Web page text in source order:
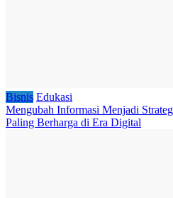
Bisnis Edukasi
Mengubah Informasi Menjadi
Paling Berharga di Era Digital